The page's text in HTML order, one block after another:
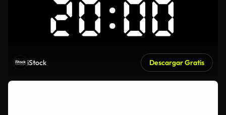
iStock Descargar Gratis